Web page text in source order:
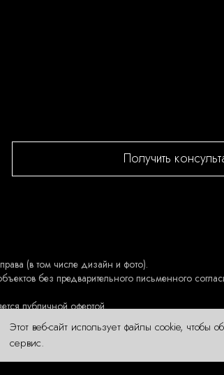
Получить
(в том числе дизайн и фото).
без предварительного письменного
публичной офертой.
Этот веб-сайт использует файлы cookie, чтобы
сервис.